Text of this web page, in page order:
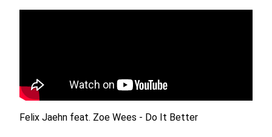
Felix Jaehn feat. Zoe Wees - Do It Better